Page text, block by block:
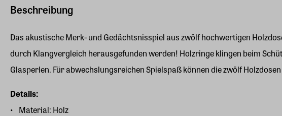
Beschreibung
Das akustische Merk- und Gedächtsnisspiel aus zwölf hochwertigen
durch Klangvergleich herausgefunden werden! Holzringe klingen beim
Glasperlen. Für abwechslungsreichen Spielspaß können die zwölf
Details:
Material: Holz